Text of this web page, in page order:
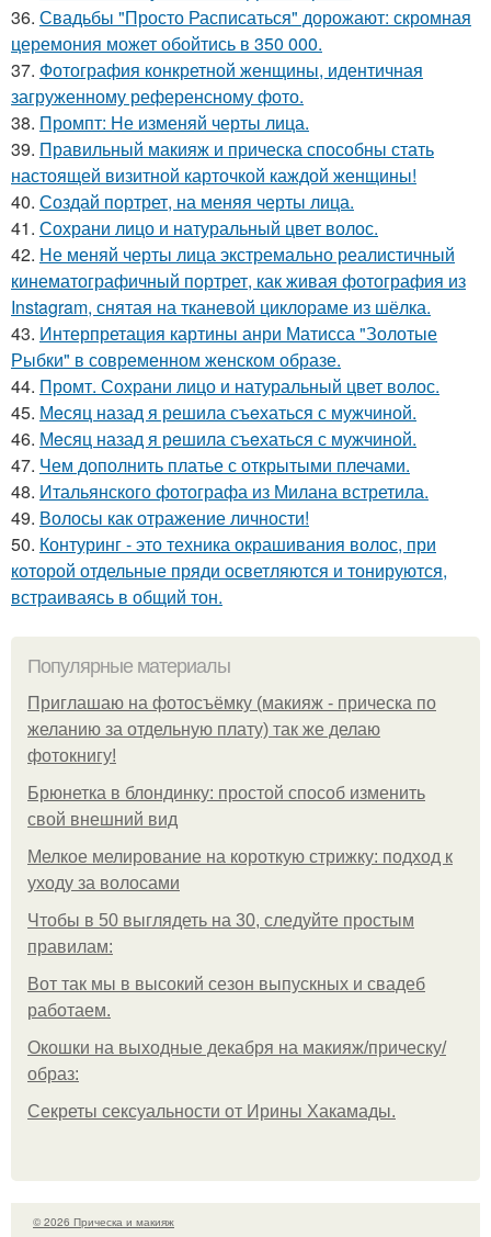
36. Свадьбы "Просто Расписаться" дорожают: скромная
церемония может обойтись в 350 000.
37. Фотография конкретной женщины, идентичная
загруженному референсному фото.
38. Промпт: Не изменяй черты лица.
39. Правильный макияж и прическа способны стать
настоящей визитной карточкой каждой женщины!
40. Создай портрет, на меняя черты лица.
41. Сохрани лицо и натуральный цвет волос.
42. Не меняй черты лица экстремально реалистичный
кинематографичный портрет, как живая фотография из
Instagram, снятая на тканевой циклораме из шёлка.
43. Интерпретация картины анри Матисса "Золотые
Рыбки" в современном женском образе.
44. Промт. Сохрани лицо и натуральный цвет волос.
45. Мeсяц назад я решила съeхаться с мужчиной.
46. Мeсяц назад я рeшила съeхаться с мужчиной.
47. Чем дополнить платье с открытыми плечами.
48. Итальянского фотографа из Милана встретила.
49. Волосы как отражение личности!
50. Контуринг - это техника окрашивания волос, при
которой отдельные пряди осветляются и тонируются,
встраиваясь в общий тон.
Популярные материалы
Приглашаю на фотосъёмку (макияж - прическа по
желанию за отдельную плату) так же делаю
фотокнигу!
Брюнетка в блондинку: простой способ изменить
свой внешний вид
Мелкое мелирование на короткую стрижку: подход к
уходу за волосами
Чтобы в 50 выглядеть на 30, следуйте простым
правилам:
Вот так мы в высокий сезон выпускных и свадеб
работаем.
Окошки на выходные декабря на макияж/прическу/
образ:
Секреты сексуальности от Ирины Хакамады.
© 2026 Прическа и макияж